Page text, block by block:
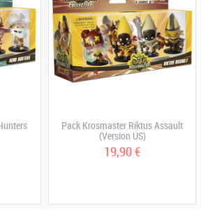
Pack Krosmaster Riktus Assault
(Version US)
19,90 €